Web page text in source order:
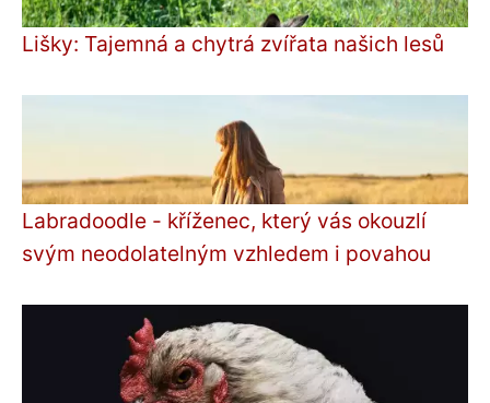
Lišky: Tajemná a chytrá zvířata našich lesů
Labradoodle - kříženec, který vás okouzlí
svým neodolatelným vzhledem i povahou